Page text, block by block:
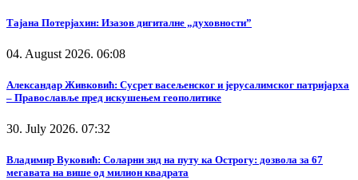
Тајана Потерјахин: Изазов дигиталне „духовности”
04. August 2026. 06:08
Александар Живковић: Сусрет васељенског и јерусалимског патријарха
– Православље пред искушењем геополитике
30. July 2026. 07:32
Владимир Вуковић: Соларни зид на путу ка Острогу: дозвола за 67
мегавата на више од милион квадрата